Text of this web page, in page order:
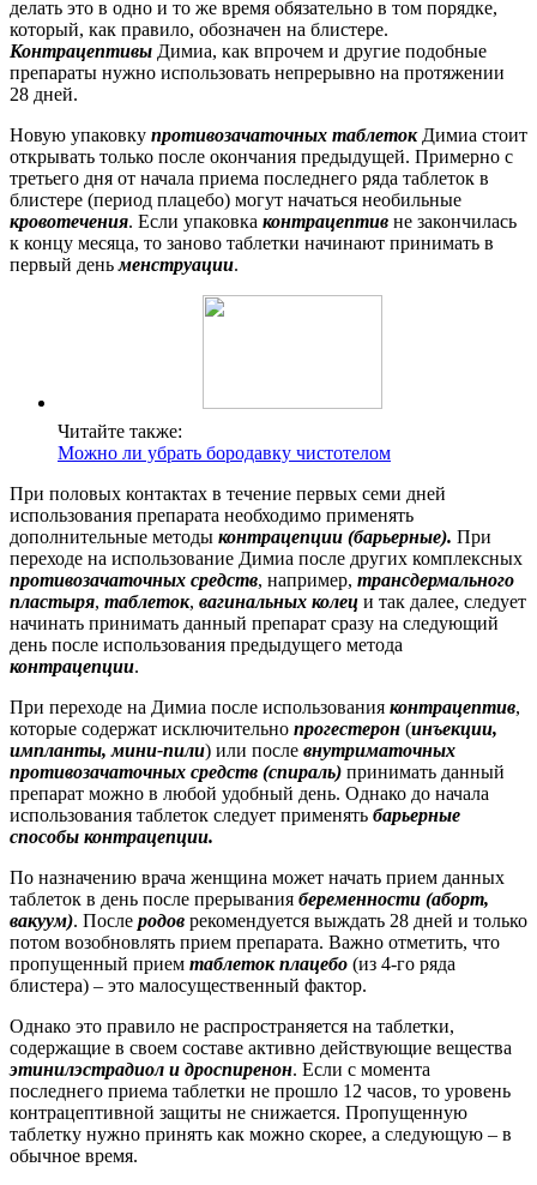
делать это в одно и то же время обязательно в том порядке,
который, как правило, обозначен на блистере.
Контрацептивы Димиа, как впрочем и другие подобные
препараты нужно использовать непрерывно на протяжении
28 дней.
Новую упаковку противозачаточных таблетокДимиа стоит
открывать только после окончания предыдущей. Примерно с
третьего дня от начала приема последнего ряда таблеток в
блистере (период плацебо) могут начаться необильные
кровотечения. Если упаковка контрацептив не закончилась
к концу месяца, то заново таблетки начинают принимать в
первый деньменструации.
Читайте также:
Можно ли убрать бородавку чистотелом
При половых контактах в течение первых семи дней
использования препарата необходимо применять
дополнительные методы контрацепции (барьерные). При
переходе на использование Димиа после других комплексных
противозачаточных средств, например, трансдермального
пластыря, таблеток, вагинальных колец и так далее, следует
начинать принимать данный препарат сразу на следующий
день после использования предыдущего метода
контрацепции.
При переходе на Димиа после использования контрацептив,
которые содержат исключительно прогестерон (инъекции,
импланты, мини-пили) или после внутриматочных
противозачаточных средств (спираль) принимать данный
препарат можно в любой удобный день. Однако до начала
использования таблеток следует применять барьерные
способы контрацепции.
По назначению врача женщина может начать прием данных
таблеток в день после прерывания беременности (аборт,
вакуум). После родов рекомендуется выждать 28 дней и только
потом возобновлять прием препарата. Важно отметить, что
пропущенный прием таблеток плацебо (из 4-го ряда
блистера) – это малосущественный фактор.
Однако это правило не распространяется на таблетки,
содержащие в своем составе активно действующие вещества
этинилэстрадиол и дроспиренон. Если с момента
последнего приема таблетки не прошло 12 часов, то уровень
контрацептивной защиты не снижается. Пропущенную
таблетку нужно принять как можно скорее, а следующую – в
обычное время.